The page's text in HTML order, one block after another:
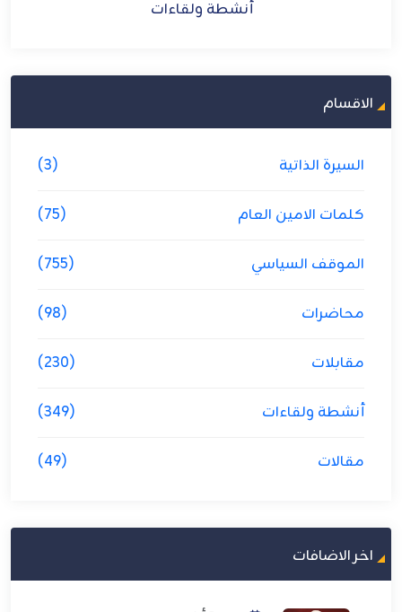
الاقسام
السيرة الذاتية (3)
كلمات الامين العام (75)
الموقف السياسي (755)
محاضرات (98)
مقابلات (230)
أنشطة ولقاءات (349)
مقالات (49)
اخر الاضافات